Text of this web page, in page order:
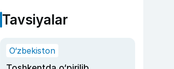
Tavsiyalar
O‘zbekiston